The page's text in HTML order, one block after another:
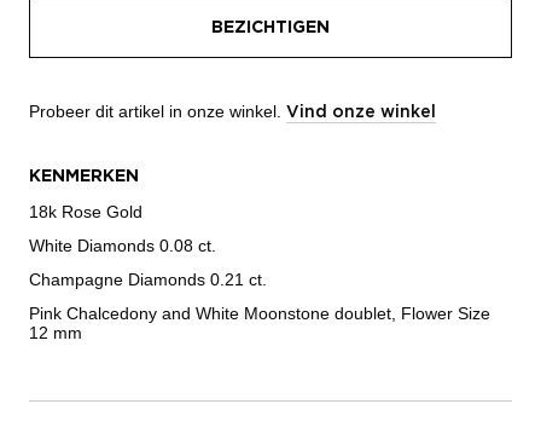
BEZICHTIGEN
Probeer dit artikel in onze winkel. Vind onze winkel
KENMERKEN
18k Rose Gold
White Diamonds 0.08 ct.
Champagne Diamonds 0.21 ct.
Pink Chalcedony and White Moonstone doublet, Flower Size
12 mm